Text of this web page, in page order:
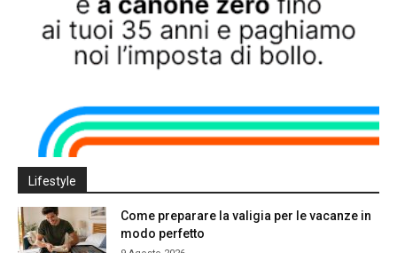
Lifestyle
Come preparare la valigia per le vacanze in
modo perfetto